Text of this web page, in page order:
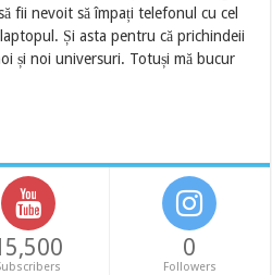
fii nevoit să împați telefonul cu cel
Și asta pentru că prichindeii
și noi universuri. Totuși mă bucur
0
Followers